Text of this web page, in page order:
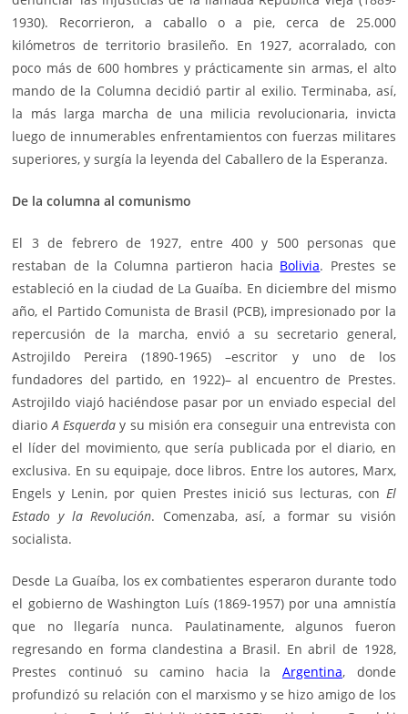
1930). Recorrieron, a caballo o a pie, cerca de 25.000
kilómetros de territorio brasileño. En 1927, acorralado, con
poco más de 600 hombres y prácticamente sin armas, el alto
mando de la Columna decidió partir al exilio. Terminaba, así,
la más larga marcha de una milicia revolucionaria, invicta
luego de innumerables enfrentamientos con fuerzas militares
superiores, y surgía la leyenda del Caballero de la Esperanza.
De la columna al comunismo
El 3 de febrero de 1927, entre 400 y 500 personas que
restaban de la Columna partieron hacia Bolivia. Prestes se
estableció en la ciudad de La Guaíba. En diciembre del mismo
año, el Partido Comunista de Brasil (PCB), impresionado por la
repercusión de la marcha, envió a su secretario general,
Astrojildo Pereira (1890-1965) –escritor y uno de los
fundadores del partido, en 1922)– al encuentro de Prestes.
Astrojildo viajó haciéndose pasar por un enviado especial del
diarioA Esquerday su misión era conseguir una entrevista con
el líder del movimiento, que sería publicada por el diario, en
exclusiva. En su equipaje, doce libros. Entre los autores, Marx,
Engels y Lenin, por quien Prestes inició sus lecturas, con El
Estado y la Revolución. Comenzaba, así, a formar su visión
socialista.
Desde La Guaíba, los ex combatientes esperaron durante todo
el gobierno de Washington Luís (1869-1957) por una amnistía
que no llegaría nunca. Paulatinamente, algunos fueron
regresando en forma clandestina a Brasil. En abril de 1928,
Prestes continuó su camino hacia la Argentina, donde
profundizó su relación con el marxismo y se hizo amigo de los